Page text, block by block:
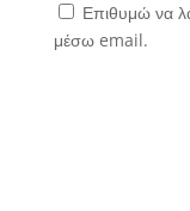
Επιθυμώ να
μέσω email.